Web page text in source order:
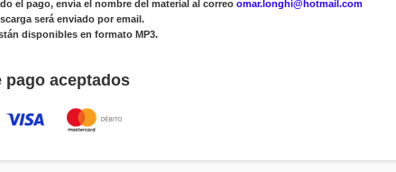
el pago, envía el nombre del material al correo omar.longhi@hotmail.com
será enviado por email.
disponibles en formato MP3.
pago aceptados